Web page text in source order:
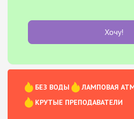
Хочу!
БЕЗ ВОДЫ
ЛАМПОВАЯ
КРУТЫЕ ПРЕПОДАВАТЕЛИ